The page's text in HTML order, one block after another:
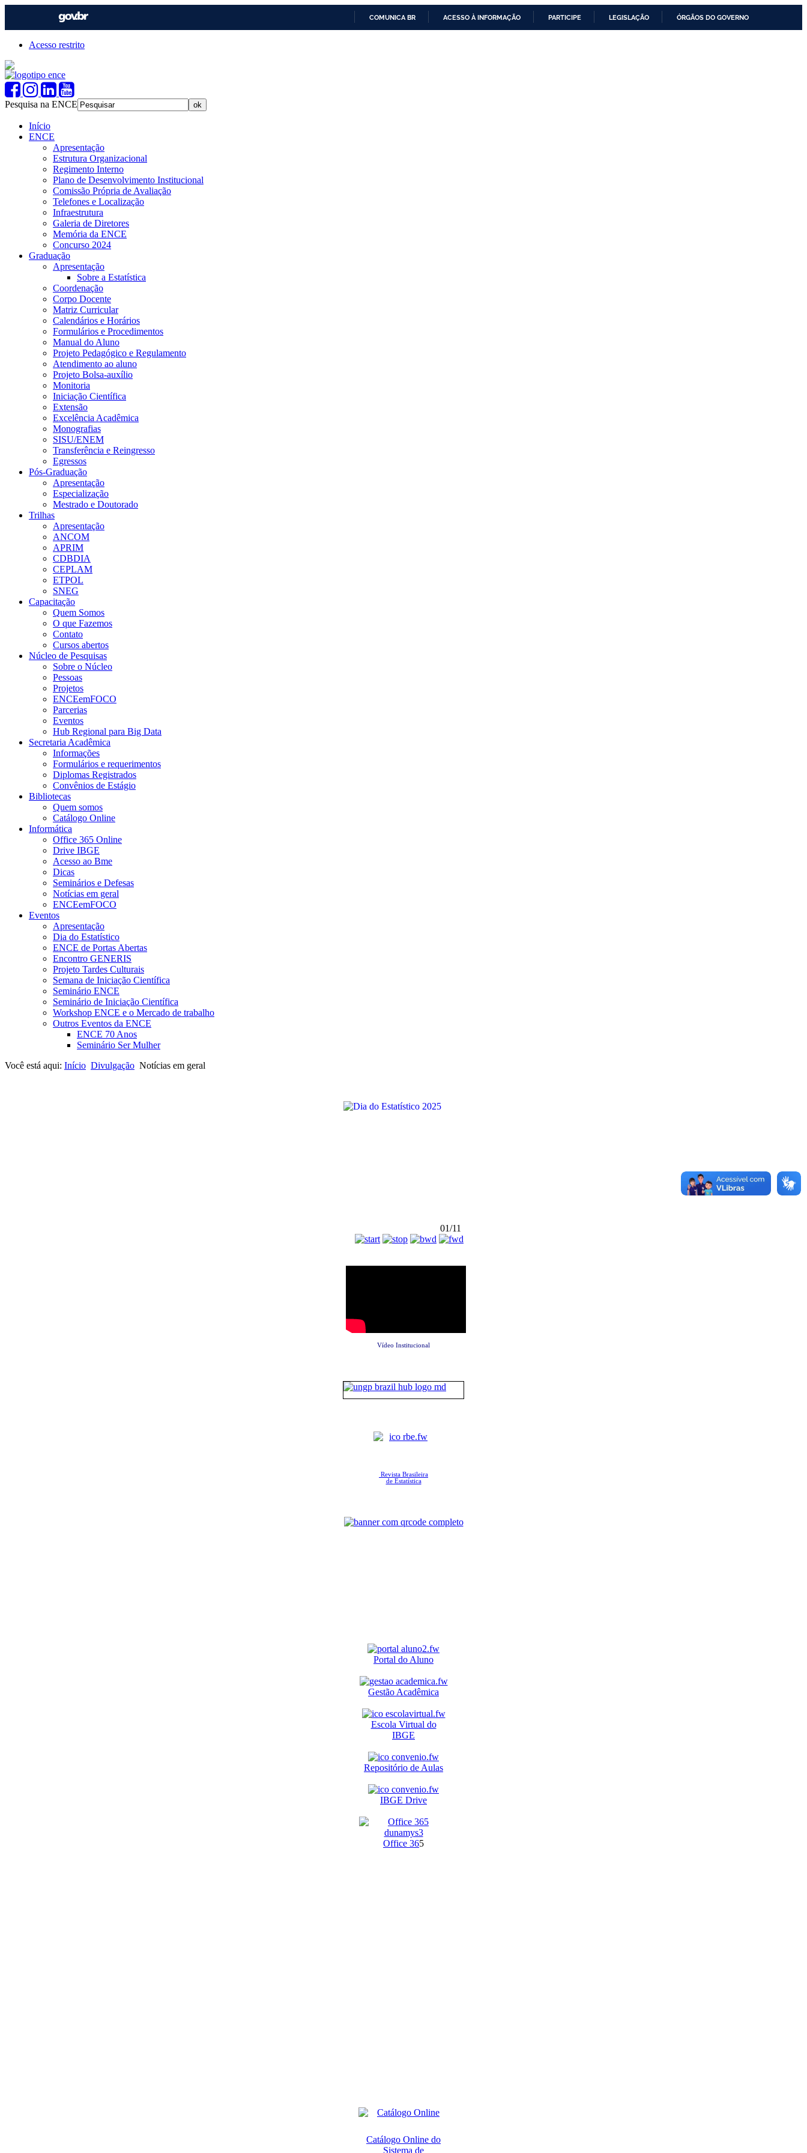
COMUNICA BR ACESSO À INFORMAÇÃO PARTICIPE LEGISLAÇÃO ÓRGÃOS DO GOVERNO
Acesso restrito
Pesquisa na ENCE
Início
ENCE
Apresentação
Estrutura Organizacional
Regimento Interno
Plano de Desenvolvimento Institucional
Comissão Própria de Avaliação
Telefones e Localização
Infraestrutura
Galeria de Diretores
Memória da ENCE
Concurso 2024
Graduação
Apresentação
Sobre a Estatística
Coordenação
Corpo Docente
Matriz Curricular
Calendários e Horários
Formulários e Procedimentos
Manual do Aluno
Projeto Pedagógico e Regulamento
Atendimento ao aluno
Projeto Bolsa-auxílio
Monitoria
Iniciação Científica
Extensão
Excelência Acadêmica
Monografias
SISU/ENEM
Transferência e Reingresso
Egressos
Pós-Graduação
Apresentação
Especialização
Mestrado e Doutorado
Trilhas
Apresentação
ANCOM
APRIM
CDBDIA
CEPLAM
ETPOL
SNEG
Capacitação
Quem Somos
O que Fazemos
Contato
Cursos abertos
Núcleo de Pesquisas
Sobre o Núcleo
Pessoas
Projetos
ENCEemFOCO
Parcerias
Eventos
Hub Regional para Big Data
Secretaria Acadêmica
Informações
Formulários e requerimentos
Diplomas Registrados
Convênios de Estágio
Bibliotecas
Quem somos
Catálogo Online
Informática
Office 365 Online
Drive IBGE
Acesso ao Bme
Dicas
Seminários e Defesas
Notícias em geral
ENCEemFOCO
Eventos
Apresentação
Dia do Estatístico
ENCE de Portas Abertas
Encontro GENERIS
Projeto Tardes Culturais
Semana de Iniciação Científica
Seminário ENCE
Seminário de Iniciação Científica
Workshop ENCE e o Mercado de trabalho
Outros Eventos da ENCE
ENCE 70 Anos
Seminário Ser Mulher
Você está aqui: Início Divulgação Notícias em geral
01/11
Vídeo Institucional
Revista Brasileira
de Estatística
Portal do Aluno
Gestão Acadêmica
Escola Virtual do
IBGE
Repositório de Aulas
IBGE Drive
Office 365
Catálogo Online do
Sistema de